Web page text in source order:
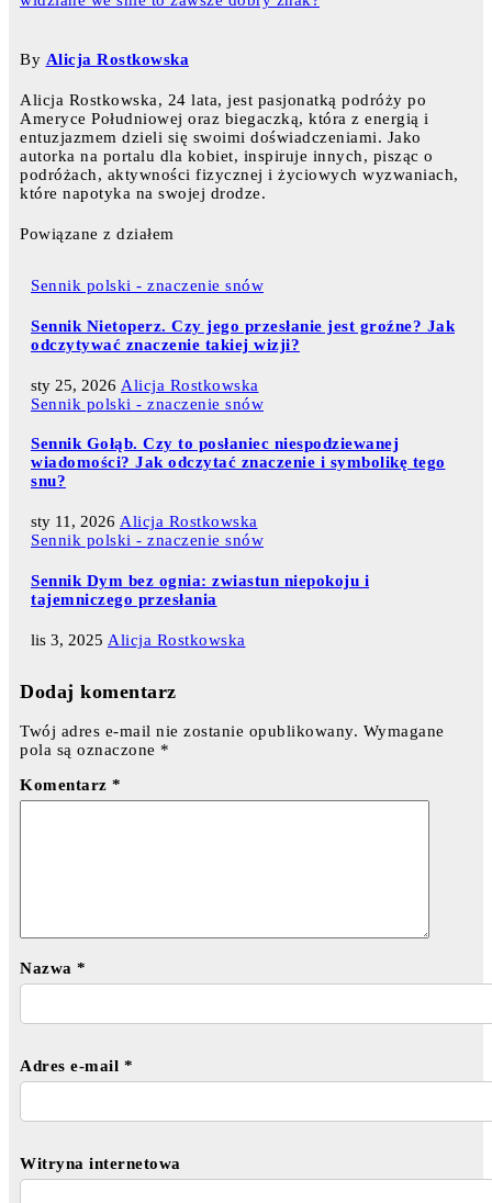
By Alicja Rostkowska
Alicja Rostkowska, 24 lata, jest pasjonatką podróży po
Ameryce Południowej oraz biegaczką, która z energią i
entuzjazmem dzieli się swoimi doświadczeniami. Jako
autorka na portalu dla kobiet, inspiruje innych, pisząc o
podróżach, aktywności fizycznej i życiowych wyzwaniach,
które napotyka na swojej drodze.
Powiązane z działem
Sennik polski - znaczenie snów
Sennik Nietoperz. Czy jego przesłanie jest groźne? Jak
odczytywać znaczenie takiej wizji?
sty 25, 2026 Alicja Rostkowska
Sennik polski - znaczenie snów
Sennik Gołąb. Czy to posłaniec niespodziewanej
wiadomości? Jak odczytać znaczenie i symbolikę tego
snu?
sty 11, 2026 Alicja Rostkowska
Sennik polski - znaczenie snów
Sennik Dym bez ognia: zwiastun niepokoju i
tajemniczego przesłania
lis 3, 2025 Alicja Rostkowska
Dodaj komentarz
Twój adres e-mail nie zostanie opublikowany. Wymagane
pola są oznaczone *
Komentarz *
Nazwa *
Adres e-mail *
Witryna internetowa